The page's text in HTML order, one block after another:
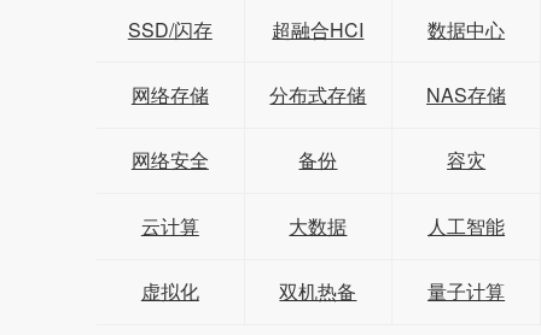
SSD/闪存 超融合HCI 数据中心
网络存储 分布式存储 NAS存储
网络安全 备份 容灾
云计算 大数据 人工智能
虚拟化 双机热备 量子计算